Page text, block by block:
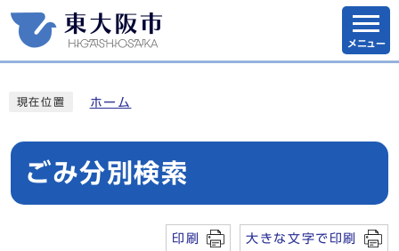
メニュー
現在位置 ホーム
ごみ分別検索
印刷 大きな文字で印刷